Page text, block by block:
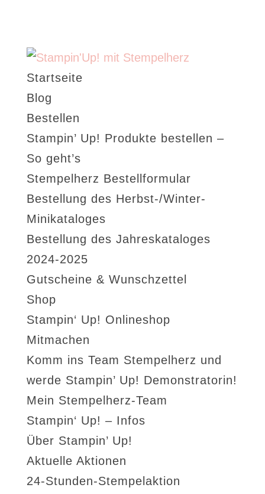
Startseite
Blog
Bestellen
Stampin’ Up! Produkte bestellen –
So geht’s
Stempelherz Bestellformular
Bestellung des Herbst-/Winter-
Minikataloges
Bestellung des Jahreskataloges
2024-2025
Gutscheine & Wunschzettel
Shop
Stampin‘ Up! Onlineshop
Mitmachen
Komm ins Team Stempelherz und
werde Stampin’ Up! Demonstratorin!
Mein Stempelherz-Team
Stampin‘ Up! – Infos
Über Stampin’ Up!
Aktuelle Aktionen
24-Stunden-Stempelaktion